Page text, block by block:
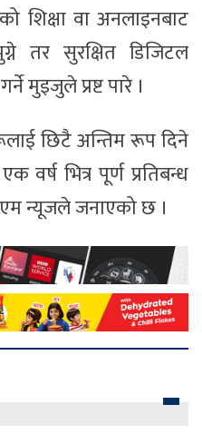
शिक्षा वा अनलाइनबाट
तर सुरक्षित डिजिटल
मुइजुले प्रष्ट पारे ।
छिटै अन्तिम रूप दिने
वर्ष भित्र पूर्ण प्रतिबन्ध
न्यूजले जनाएको छ ।